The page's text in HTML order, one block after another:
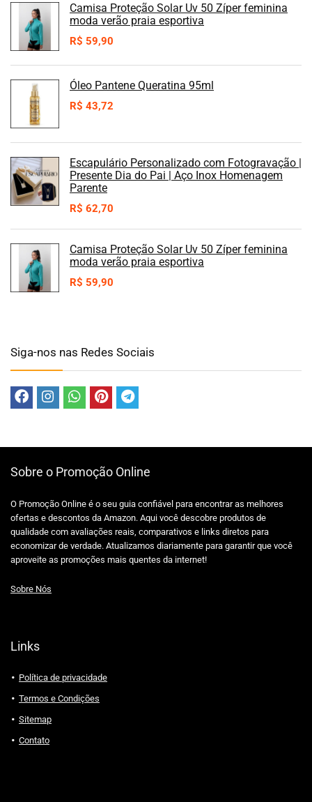
Camisa Proteção Solar Uv 50 Zíper feminina
moda verão praia esportiva
R$ 59,90
Óleo Pantene Queratina 95ml
R$ 43,72
Escapulário Personalizado com Fotogravação |
Presente Dia do Pai | Aço Inox Homenagem
Parente
R$ 62,70
Camisa Proteção Solar Uv 50 Zíper feminina
moda verão praia esportiva
R$ 59,90
Siga-nos nas Redes Sociais
Sobre o Promoção Online
O Promoção Online é o seu guia confiável para encontrar as melhores
ofertas e descontos da Amazon. Aqui você descobre produtos de
qualidade com avaliações reais, comparativos e links diretos para
economizar de verdade. Atualizamos diariamente para garantir que você
aproveite as promoções mais quentes da internet!
Sobre Nós
Links
Política de privacidade
Termos e Condições
Sitemap
Contato